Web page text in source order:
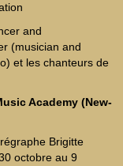
and
(musician and
et les chanteurs de
Academy (New-
Brigitte
octobre au 9